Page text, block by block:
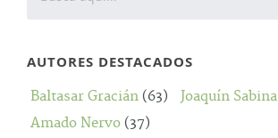
AUTORES DESTACADOS
Baltasar Gracián (63) Joaquín Sabina
Amado Nervo (37)